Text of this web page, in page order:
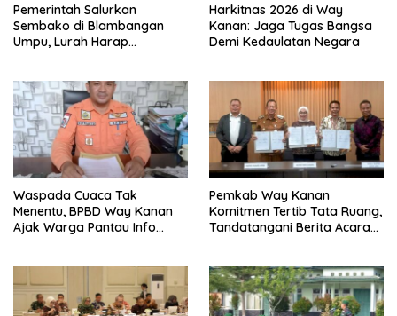
Pemerintah Salurkan
Sembako di Blambangan
Umpu, Lurah Harap
Harkitnas 2026 di Way
Kanan: Jaga Tugas Bangsa
Demi Kedaulatan Negara
Waspada Cuaca Tak
Menentu, BPBD Way Kanan
Ajak Warga Pantau Info
Pemkab Way Kanan
Komitmen Tertib Tata Ruang,
Tandatangani Berita Acara